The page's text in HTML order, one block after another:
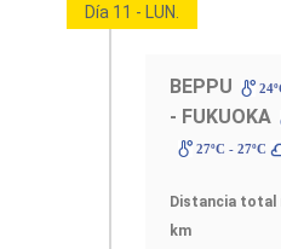
Día 11 - LUN.
BEPPU
- FUKUOKA
27ºC - 27ºC
Distancia total
km